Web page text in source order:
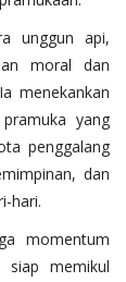
unggun api,
moral dan
menekankan
yang
penggalang
dan
hari.
momentum
siap memikul